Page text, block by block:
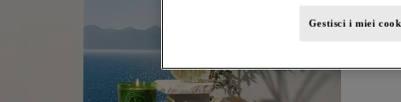
Gestisci i miei